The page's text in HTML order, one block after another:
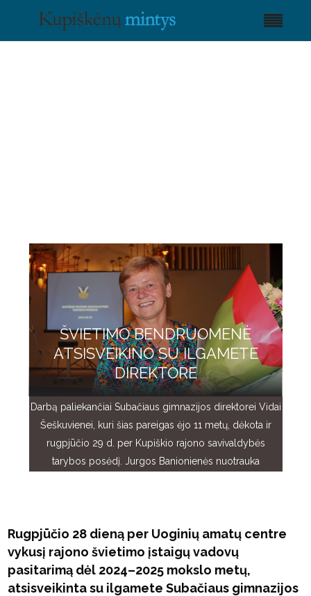
ŠVIETIMO BENDRUOMENĖ
ATSISVEIKINO SU ILGAMETE
DIREKTORE
Darbą paliekančiai Subačiaus gimnazijos direktorei Vidai
Šeškuvienei, kuri šias pareigas ėjo 11 metų, dėkota ir
rugpjūčio 29 d. per Kupiškio rajono savivaldybės
tarybos posėdį. Jurgos Banionienės nuotrauka
Rugpjūčio 28 dieną per Uoginių amatų centre
vykusį rajono švietimo įstaigų vadovų
pasitarimą dėl 2024–2025 mokslo metų,
atsisveikinta su ilgamete Subačiaus gimnazijos